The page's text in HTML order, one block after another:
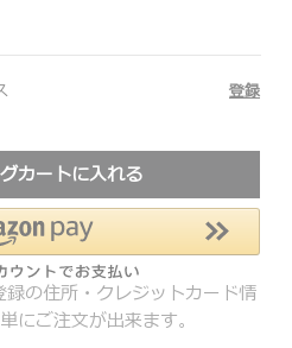
登録
カートに入れる
の住所・クレジットカード情
にご注文が出来ます。